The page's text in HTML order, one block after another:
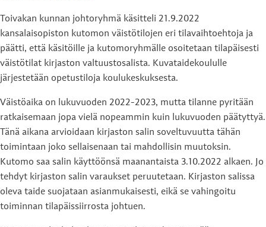
Toivakan kunnan johtoryhmä käsitteli 21.9.2022
kansalaisopiston kutomon väistötilojen eri tilavaihtoehtoja ja
päätti, että käsitöille ja kutomoryhmälle osoitetaan tilapäisesti
väistötilat kirjaston valtuustosalista. Kuvataidekoululle
järjestetään opetustiloja koulukeskuksesta.
Väistöaika on lukuvuoden 2022-2023, mutta tilanne pyritään
ratkaisemaan jopa vielä nopeammin kuin lukuvuoden päätyttyä.
Tänä aikana arvioidaan kirjaston salin soveltuvuutta tähän
toimintaan joko sellaisenaan tai mahdollisin muutoksin.
Kutomo saa salin käyttöönsä maanantaista 3.10.2022 alkaen. Jo
tehdyt kirjaston salin varaukset peruutetaan. Kirjaston salissa
oleva taide suojataan asianmukaisesti, eikä se vahingoitu
toiminnan tilapäissiirrosta johtuen.